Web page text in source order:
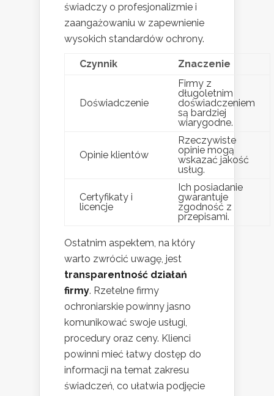
świadczy o profesjonalizmie i
zaangażowaniu w zapewnienie
wysokich standardów ochrony.
Czynnik Znaczenie
Doświadczenie
Firmy z
długoletnim
doświadczeniem
są bardziej
wiarygodne.
Opinie klientów
Rzeczywiste
opinie mogą
wskazać jakość
usług.
Certyfikaty i
licencje
Ich posiadanie
gwarantuje
zgodność z
przepisami.
Ostatnim aspektem, na który
warto zwrócić uwagę, jest
transparentność działań
firmy. Rzetelne firmy
ochroniarskie powinny jasno
komunikować swoje usługi,
procedury oraz ceny. Klienci
powinni mieć łatwy dostęp do
informacji na temat zakresu
świadczeń, co ułatwia podjęcie